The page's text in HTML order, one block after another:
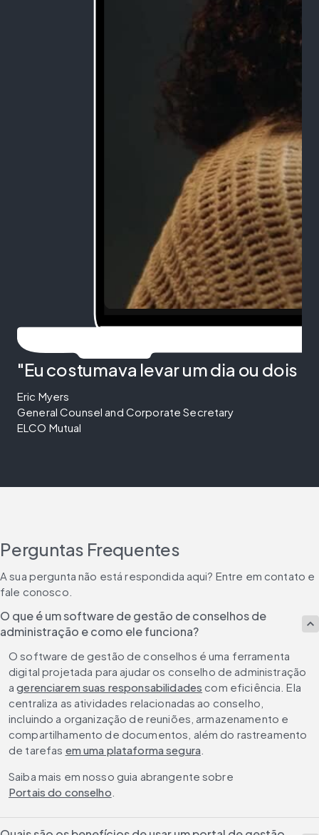
"Eu costumava levar um dia ou dois
Eric Myers
General Counsel and Corporate Secretary
ELCO Mutual
Perguntas Frequentes
A sua pergunta não está respondida aqui? Entre em contato e
fale conosco.
O que é um software de gestão de conselhos de
administração e como ele funciona?
O software de gestão de conselhos é uma ferramenta
digital projetada para ajudar os conselho de administração
a gerenciarem suas responsabilidades com eficiência. Ela
centraliza as atividades relacionadas ao conselho,
incluindo a organização de reuniões, armazenamento e
compartilhamento de documentos, além do rastreamento
de tarefas em uma plataforma segura.
Saiba mais em nosso guia abrangente sobre
Portais do conselho